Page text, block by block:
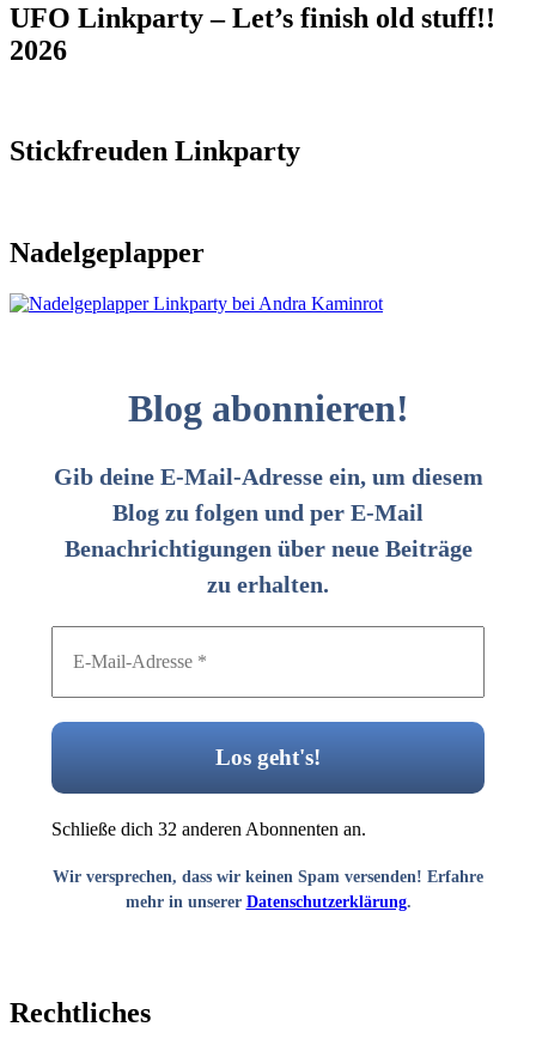
UFO Linkparty – Let’s finish old stuff!!
2026
Stickfreuden Linkparty
Nadelgeplapper
Blog abonnieren!
Gib deine E-Mail-Adresse ein, um diesem
Blog zu folgen und per E-Mail
Benachrichtigungen über neue Beiträge
zu erhalten.
Schließe dich 32 anderen Abonnenten an.
Wir versprechen, dass wir keinen Spam versenden! Erfahre
mehr in unserer Datenschutzerklärung.
Rechtliches